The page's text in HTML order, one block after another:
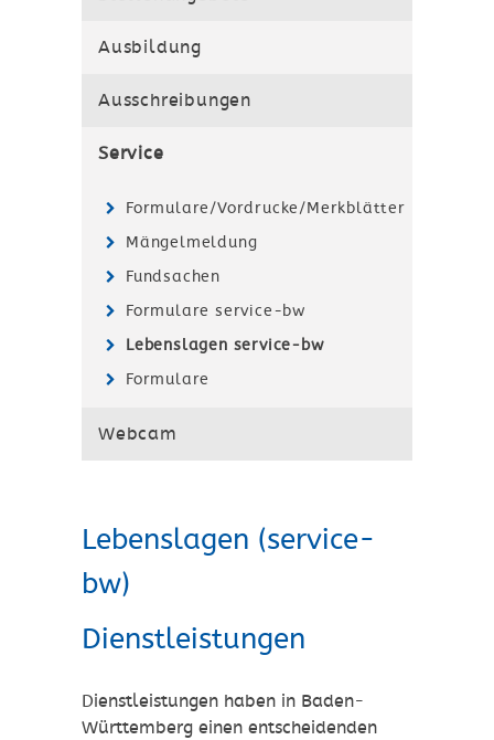
Ausbildung
Ausschreibungen
Service
Formulare/Vordrucke/Merkblätter
Mängelmeldung
Fundsachen
Formulare service-bw
Lebenslagen service-bw
Formulare
Webcam
Lebenslagen (service-
bw)
Dienstleistungen
Dienstleistungen haben in Baden-
Württemberg einen entscheidenden